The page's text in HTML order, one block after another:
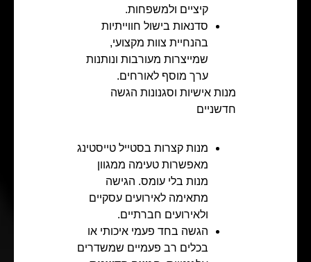
קיציים ולמשפחות.
סדנאות בישול חווייתיות
בהנחיית צוות מקצועי,
שמייצרות מעורבות ונותנות
ערך מוסף לאורחים.
מנות אישיות וסגנונות הגשה
חדשניים
מנות קצרות בסטייל טייסטינג
מאפשרות טעימה ממגוון
מנות בלי עומס. הגישה
מתאימה לאירועים עסקיים
ולאירועים חברתיים.
הגשה בחד פעמי איכותי או
בכלים רב פעמיים שמשדרים